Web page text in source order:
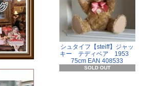
シュタイフ【steiff】ジャッ
キー テディベア 1953
75cm EAN 408533
SOLD OUT